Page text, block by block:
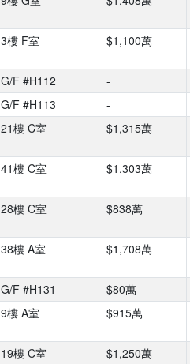
3樓 F室 $1,100萬
G/F #H112 -
G/F #H113 -
21樓 C室 $1,315萬
41樓 C室 $1,303萬
28樓 C室 $838萬
38樓 A室 $1,708萬
G/F #H131 $80萬
9樓 A室 $915萬
19樓 C室 $1,250萬